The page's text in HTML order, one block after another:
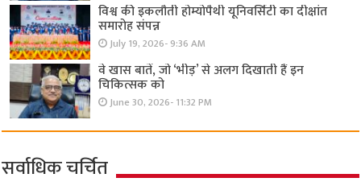
विश्व की इकलौती होम्योपैथी यूनिवर्सिटी का दीक्षांत
समारोह संपन्न
July 19, 2026- 9:36 AM
वे खास बातें, जो ‘भीड़’ से अलग दिखाती हैं इन
चिकित्सक को
June 30, 2026- 11:32 PM
सर्वाधिक चर्चित